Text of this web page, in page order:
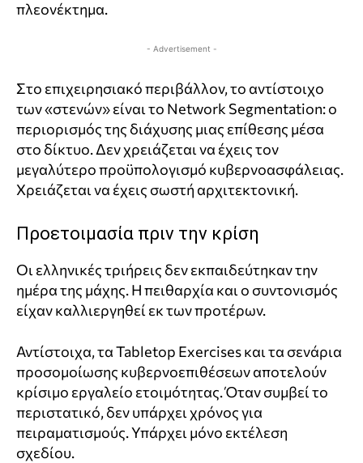
πλεονέκτημα.
- Advertisement -
Στο επιχειρησιακό περιβάλλον, το αντίστοιχο
των «στενών» είναι το Network Segmentation: ο
περιορισμός της διάχυσης μιας επίθεσης μέσα
στο δίκτυο. Δεν χρειάζεται να έχεις τον
μεγαλύτερο προϋπολογισμό κυβερνοασφάλειας.
Χρειάζεται να έχεις σωστή αρχιτεκτονική.
Προετοιμασία πριν την κρίση
Οι ελληνικές τριήρεις δεν εκπαιδεύτηκαν την
ημέρα της μάχης. Η πειθαρχία και ο συντονισμός
είχαν καλλιεργηθεί εκ των προτέρων.
Αντίστοιχα, τα Tabletop Exercises και τα σενάρια
προσομοίωσης κυβερνοεπιθέσεων αποτελούν
κρίσιμο εργαλείο ετοιμότητας. Όταν συμβεί το
περιστατικό, δεν υπάρχει χρόνος για
πειραματισμούς. Υπάρχει μόνο εκτέλεση
σχεδίου.